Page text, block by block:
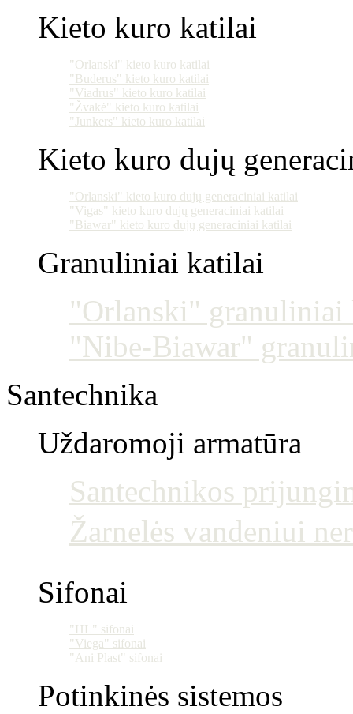
Kieto kuro katilai
"Orlanski" kieto kuro katilai
"Buderus" kieto kuro katilai
"Viadrus" kieto kuro katilai
"Žvakė" kieto kuro katilai
"Junkers" kieto kuro katilai
Kieto kuro dujų
"Orlanski" kieto kuro dujų generaciniai katilai
"Vigas" kieto kuro dujų generaciniai katilai
"Biawar" kieto kuro dujų generaciniai katilai
Granuliniai katilai
"Orlanski" granuliniai
"Nibe-Biawar"
Santechnika
Uždaromoji armatūra
Santechnikos
Žarnelės vandeniui
Sifonai
"HL" sifonai
"Viega" sifonai
"Ani Plast" sifonai
Potinkinės sistemos